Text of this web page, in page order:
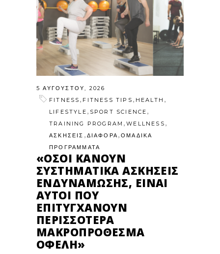
5 ΑΥΓΟΎΣΤΟΥ, 2026
FITNESS , FITNESS TIPS , HEALTH ,
LIFESTYLE , SPORT SCIENCE ,
TRAINING PROGRAM ,WELLNESS ,
ΑΣΚΗΣΕΙΣ , ΔΙΑΦΟΡΑ ,ΟΜΑΔΙΚΑ
ΠΡΟΓΡΑΜΜΑΤΑ
«ΌΣΟΙ ΚΆΝΟΥΝ
ΣΥΣΤΗΜΑΤΙΚΆ ΑΣΚΉΣΕΙΣ
ΕΝΔΥΝΆΜΩΣΗΣ, ΕΊΝΑΙ
ΑΥΤΟΊ ΠΟΥ
ΕΠΙΤΥΓΧΆΝΟΥΝ
ΠΕΡΙΣΣΌΤΕΡΑ
ΜΑΚΡΟΠΡΌΘΕΣΜΑ
ΟΦΈΛΗ»